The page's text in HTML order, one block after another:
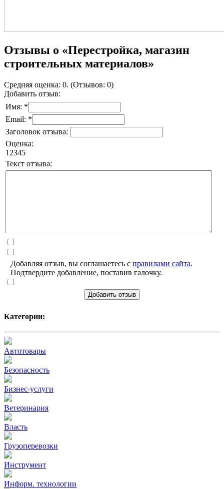
Отзывы о «Перестройка, магазин
строительных материалов»
Средняя оценка: 0. (Отзывов: 0)
Добавить отзыв:
Имя: *
Email: *
Заголовок отзыва:
Оценка:
1 2345
Текст отзыва:
Добавляя отзыв, вы соглашаетесь с правилами сайта.
Подтвердите добавление, поставив галочку.
Добавить отзыв
Категории:
Автотовары
Безопасность
Бизнес-услуги
Ветеринария
Власть
Грузоперевозки
Инструмент
Информ. технологии